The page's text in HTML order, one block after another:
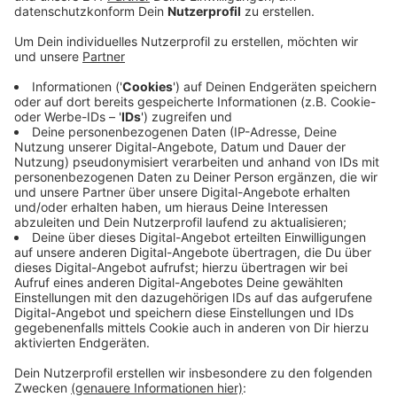
jetzt auch noch ein Rennradfahrer aus Köln mit
gekommen. Der 71-Jährige ist am Dienstag auf
der Landstraße zwischen Effelsberg und Bad
Münstereifel mit dem Hinterrad weggerutscht.
In Euskirchen-Euenheim hat es auch einen Rad-
unfall gegeben. Dienstagabend wollte eine 59-
jährige Frau aus Mechernich, den Zusammenstoß
mit einem abbiegenden Auto noch verhindern. Sie
bremste so stark, dass sie stürzte und in ein
Krankenhaus kam. Der Autofahrer habe den Unfall
möglicherweise nicht bemerkt, denn er sei einfach
weitergefahren, sagt die Polizei.
Veröffentlicht:Mittwoch, 22.07.2020 15:37
Anzeige